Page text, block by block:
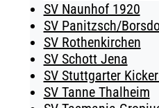
SV Naunhof 1920
SV Panitzsch/​
SV Rothenkirchen
SV Schott Jena
SV Stuttgarter
SV Tanne Thalheim